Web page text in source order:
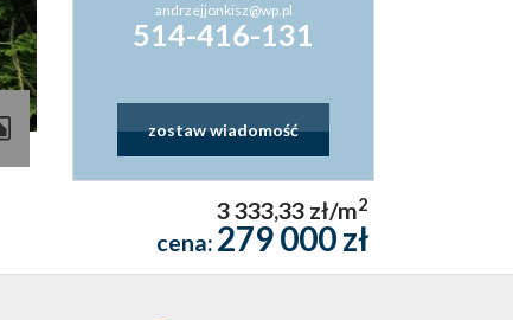
andrzejjonkisz@wp.pl
514-416-131
zostaw wiadomość
3 333,33 zł/m2
cena: 279 000 zł